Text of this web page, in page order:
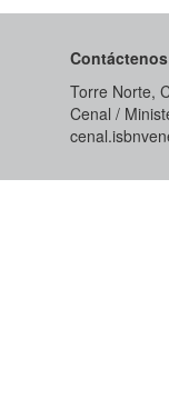
Torre Norte,
Cenal /